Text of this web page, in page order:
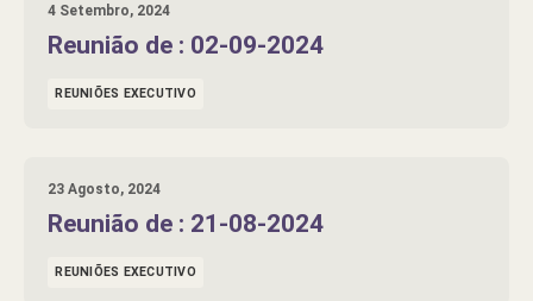
4 Setembro, 2024
Reunião de : 02-09-2024
REUNIÕES EXECUTIVO
23 Agosto, 2024
Reunião de : 21-08-2024
REUNIÕES EXECUTIVO